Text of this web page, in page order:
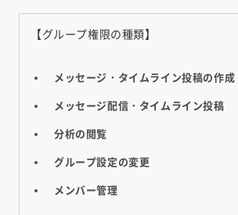
【グループ権限の種類】
メッセージ・タイムライン投稿の作成
メッセージ配信・タイムライン投稿
分析の閲覧
グループ設定の変更
メンバー管理